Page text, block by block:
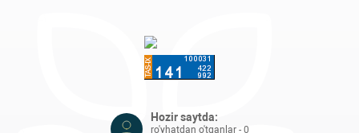
Hozir saytda:
ro'yhatdan o'tganlar - 0